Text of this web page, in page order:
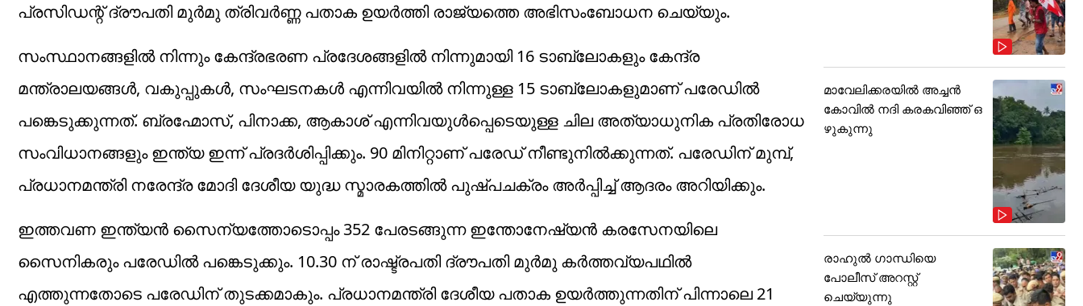
പ്രസിഡന്റ് ദ്രൗപതി മുർമു ത്രിവർണ്ണ പതാക ഉയർത്തി രാജ്യത്തെ അഭിസംബോധന ചെയ്യും.
സംസ്ഥാനങ്ങളിൽ നിന്നും കേന്ദ്രഭരണ പ്രദേശങ്ങളിൽ നിന്നുമായി 16 ടാബ്ലോകളും കേന്ദ്ര
മന്ത്രാലയങ്ങൾ, വകുപ്പുകൾ, സംഘടനകൾ എന്നിവയിൽ നിന്നുള്ള 15 ടാബ്ലോകളുമാണ് പരേഡിൽ
പങ്കെടുക്കുന്നത്. ബ്രഹ്മോസ്, പിനാക്ക, ആകാശ് എന്നിവയുൾപ്പെടെയുള്ള ചില അത്യാധുനിക പ്രതിരോധ
സംവിധാനങ്ങളും ഇന്ത്യ ഇന്ന് പ്രദർശിപ്പിക്കും. 90 മിനിറ്റാണ് പരേഡ് നീണ്ടുനിൽക്കുന്നത്. പരേഡിന് മുമ്പ്,
പ്രധാനമന്ത്രി നരേന്ദ്ര മോദി ദേശീയ യുദ്ധ സ്മാരകത്തിൽ പുഷ്പചക്രം അർപ്പിച്ച് ആദരം അറിയിക്കും.
ഇത്തവണ ഇന്ത്യൻ സൈന്യത്തോടൊപ്പം 352 പേരടങ്ങുന്ന ഇന്തോനേഷ്യൻ കരസേനയിലെ
സൈനികരും പരേഡിൽ പങ്കെടുക്കും. 10.30 ന് രാഷ്ട്രപതി ദ്രൗപതി മുർമു കർത്തവ്യപഥിൽ
എത്തുന്നതോടെ പരേഡിന് തുടക്കമാകും. പ്രധാനമന്ത്രി ദേശീയ പതാക ഉയർത്തുന്നതിന് പിന്നാലെ 21
മാവേലിക്കരയിൽ അച്ചൻ
കോവിൽ നദി കരകവിഞ്ഞ് ഒ
ഴുകുന്നു
രാഹുൽ ഗാന്ധിയെ
പോലീസ് അറസ്റ്റ്
ചെയ്യുന്നു